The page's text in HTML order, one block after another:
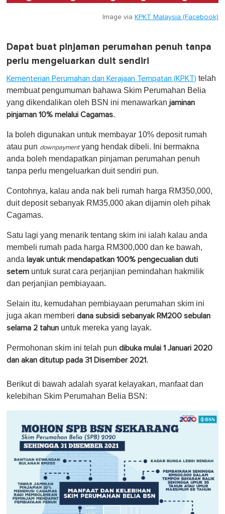
Image via KPKT Malaysia (Facebook)
Dapat buat pinjaman perumahan penuh tanpa
perlu mengeluarkan duit sendiri
Kementerian Perumahan dan Kerajaan Tempatan (KPKT) telah
membuat pengumuman bahawa Skim Perumahan Belia
yang dikendalikan oleh BSN ini menawarkan jaminan
pinjaman 10% melalui Cagamas.
Ia boleh digunakan untuk membayar 10% deposit rumah
atau pun downpaymentyang hendak dibeli. Ini bermakna
anda boleh mendapatkan pinjaman perumahan penuh
tanpa perlu mengeluarkan duit sendiri pun.
Contohnya, kalau anda nak beli rumah harga RM350,000,
duit deposit sebanyak RM35,000 akan dijamin oleh pihak
Cagamas.
Satu lagi yang menarik tentang skim ini ialah kalau anda
membeli rumah pada harga RM300,000 dan ke bawah,
anda layak untuk mendapatkan 100% pengecualian duti
setem untuk surat cara perjanjian pemindahan hakmilik
dan perjanjian pembiayaan.
Selain itu, kemudahan pembiayaan perumahan skim ini
juga akan memberi dana subsidi sebanyak RM200 sebulan
selama 2 tahun untuk mereka yang layak.
Permohonan skim ini telah pun dibuka mulai 1 Januari 2020
dan akan ditutup pada 31 Disember 2021.
Berikut di bawah adalah syarat kelayakan, manfaat dan
kelebihan Skim Perumahan Belia BSN :